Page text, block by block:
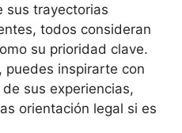
sus trayectorias
todos consideran
su prioridad clave.
puedes inspirarte con
sus experiencias,
orientación legal si es